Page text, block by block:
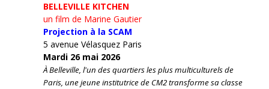
BELLEVILLE KITCHEN
un film de Marine Gautier
Projection à la SCAM
5 avenue Vélasquez Paris
Mardi 26 mai 2026
À Belleville, l'un des quartiers les plus multiculturels de
Paris, une jeune institutrice de CM2 transforme sa classe